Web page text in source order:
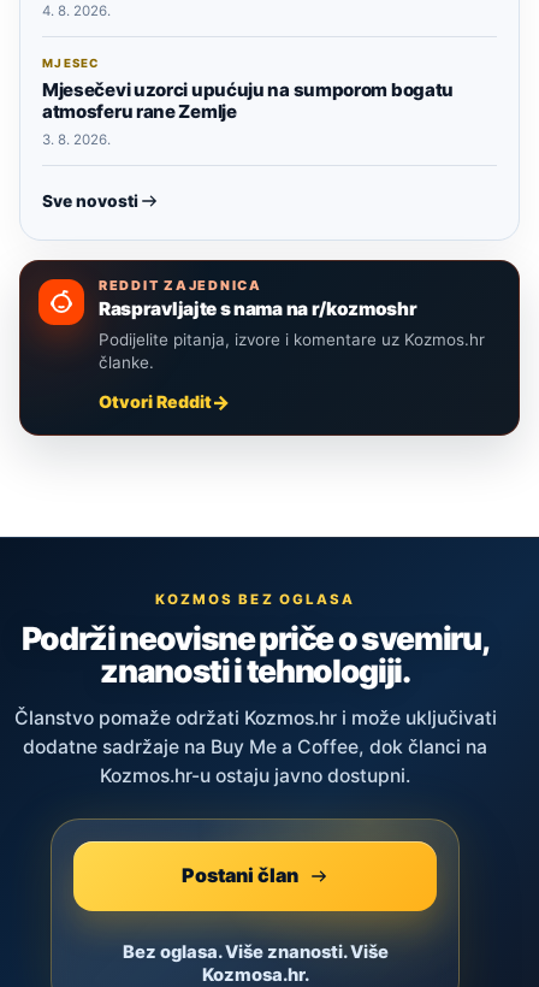
4. 8. 2026.
MJESEC
Mjesečevi uzorci upućuju na sumporom bogatu
atmosferu rane Zemlje
3. 8. 2026.
Sve novosti
REDDIT ZAJEDNICA
Raspravljajte s nama na r/kozmoshr
Podijelite pitanja, izvore i komentare uz Kozmos.hr
članke.
Otvori Reddit
KOZMOS BEZ OGLASA
Podrži neovisne priče o svemiru,
znanosti i tehnologiji.
Članstvo pomaže održati Kozmos.hr i može uključivati
dodatne sadržaje na Buy Me a Coffee, dok članci na
Kozmos.hr-u ostaju javno dostupni.
Postani član
Bez oglasa. Više znanosti. Više
Kozmosa.hr.